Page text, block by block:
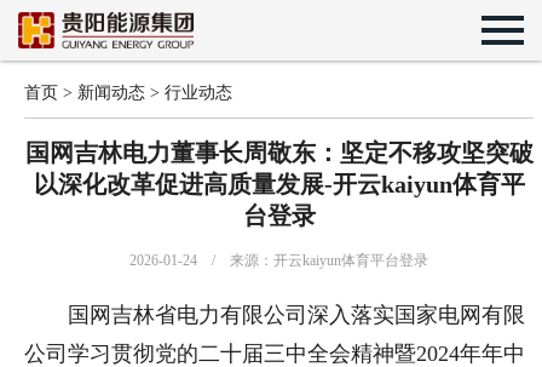
首页 > 新闻动态 >行业动态
国网吉林电力董事长周敬东：坚定不移攻坚突破
以深化改革促进高质量发展-开云kaiyun体育平
台登录
2026-01-24 / 来源：开云kaiyun体育平台登录
国网吉林省电力有限公司深入落实国家电网有限
公司学习贯彻党的二十届三中全会精神暨2024年年中